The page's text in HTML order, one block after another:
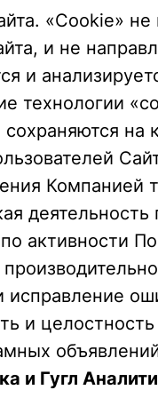
«Cookie»
и не
и
технологии
сохраняются
Компанией
активности
исправление
и
и Гугл